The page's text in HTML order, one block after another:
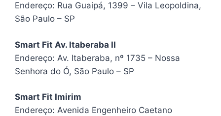
Endereço: Rua Guaipá, 1399 – Vila Leopoldina,
São Paulo – SP
Smart Fit Av. Itaberaba II
Endereço: Av. Itaberaba, nº 1735 – Nossa
Senhora do Ó, São Paulo – SP
Smart Fit Imirim
Endereço: Avenida Engenheiro Caetano